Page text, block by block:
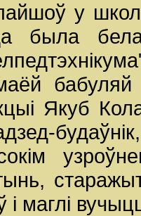
у
была
бабуляй
Якуб
і маглі